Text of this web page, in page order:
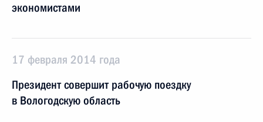
экономистами
17 февраля 2014 года
Президент совершит рабочую поездку
в Вологодскую область